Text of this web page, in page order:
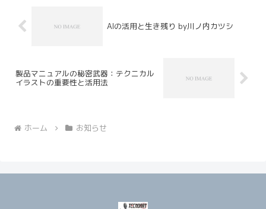
AIの活用と生き残り by川ノ内カツシ
製品マニュアルの秘密武器：テクニカル
イラストの重要性と活用法
ホーム お知らせ